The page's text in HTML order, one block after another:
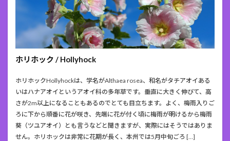
ホリホック / Hollyhock
ホリホックHollyhockは、学名がAlthaea rosea、和名がタチアオイある
いはハナアオイというアオイ科の多年草です。垂直に大きく伸びて、高
さが2m以上になることもあるのでとても目立ちます。よく、梅雨入りご
ろに下から順番に花が咲き、先端に花が付く頃に梅雨が明けるから梅雨
葵（ツユアオイ）とも言うなどと聞きますが、実際にはそうではありま
せん。ホリホックは非常に花期が長く、本州では5月中旬ごろ […]